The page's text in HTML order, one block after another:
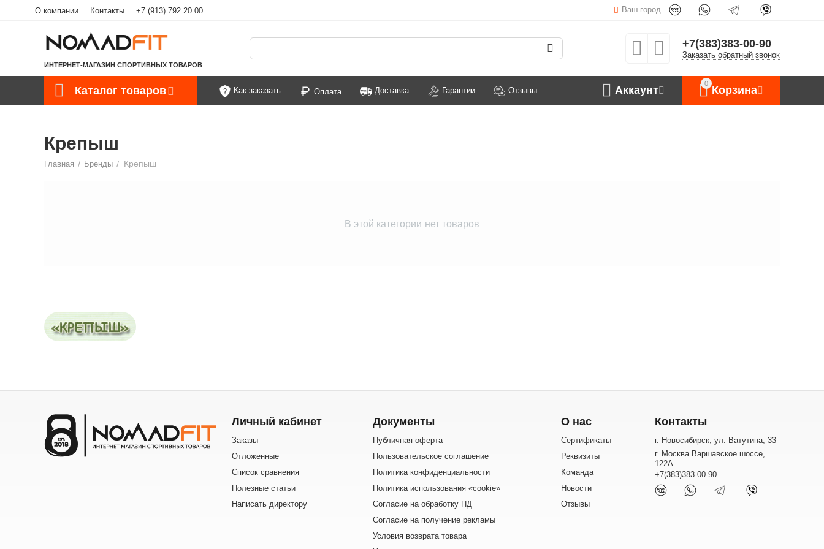
О компании Контакты +7 (913) 792 20 00 Ваш город
ИНТЕРНЕТ-МАГАЗИН СПОРТИВНЫХ ТОВАРОВ
+7(383)383-00-90
Заказать обратный звонок
Каталог товаров Как заказать Оплата Доставка Гарантии Отзывы
0
Корзина
Аккаунт
Крепыш
Главная / Бренды / Крепыш
В этой категории нет товаров
Личный кабинет
Заказы
Отложенные
Список сравнения
Полезные статьи
Написать директору
Документы
Публичная оферта
Пользовательское соглашение
Политика конфиденциальности
Политика использования «cookie»
Согласие на обработку ПД
Согласие на получение рекламы
Условия возврата товара
О нас
Сертификаты
Реквизиты
Команда
Новости
Отзывы
Контакты
г. Новосибирск, ул. Ватутина, 33
г. Москва Варшавское шоссе,
122А
+7(383)383-00-90